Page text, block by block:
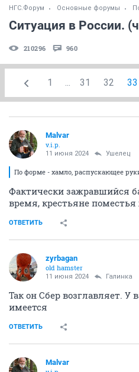
НГС.Форум Основные форумы
Ситуация в России.
210296 960
1 ... 31 32 33
Malvar
v.i.p.
11 июня 2024 Ушелец
По форме - хамло, распускающее
Фактически зажравшийся
время, крестьяне
ОТВЕТИТЬ
zyrbagan
old hamster
11 июня 2024 Галинка
Так он Сбер возглавляет. У
имеется
ОТВЕТИТЬ
Malvar